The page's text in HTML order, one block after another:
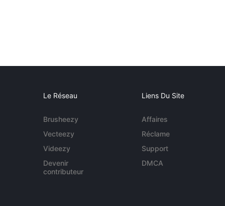
Le Réseau
Brusheezy
Vecteezy
Videezy
Devenir
contributeur
Liens Du Site
Affaires
Réclame
Support
DMCA